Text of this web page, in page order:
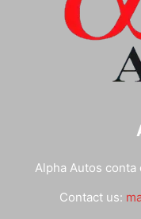
Alpha Autos conta
Contact us: